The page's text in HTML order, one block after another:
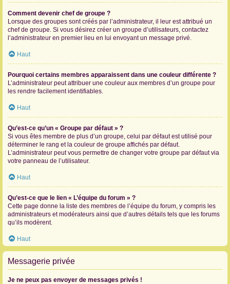
Comment devenir chef de groupe ?
Lorsque des groupes sont créés par l’administrateur, il leur est attribué un
chef de groupe. Si vous désirez créer un groupe d’utilisateurs, contactez
l’administrateur en premier lieu en lui envoyant un message privé.
Haut
Pourquoi certains membres apparaissent dans une couleur différente ?
L’administrateur peut attribuer une couleur aux membres d’un groupe pour
les rendre facilement identifiables.
Haut
Qu’est-ce qu’un « Groupe par défaut » ?
Si vous êtes membre de plus d’un groupe, celui par défaut est utilisé pour
déterminer le rang et la couleur de groupe affichés par défaut.
L’administrateur peut vous permettre de changer votre groupe par défaut via
votre panneau de l’utilisateur.
Haut
Qu’est-ce que le lien « L’équipe du forum » ?
Cette page donne la liste des membres de l’équipe du forum, y compris les
administrateurs et modérateurs ainsi que d’autres détails tels que les forums
qu’ils modèrent.
Haut
Messagerie privée
Je ne peux pas envoyer de messages privés !